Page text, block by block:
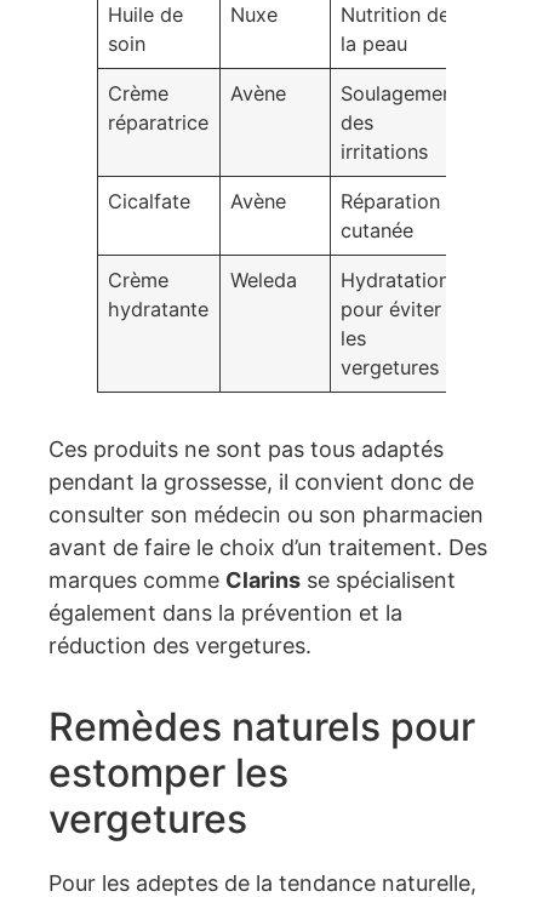
Huile de
soin
Nuxe
Nutrition de
la peau
Crème
réparatrice
Avène
Soulagement
des
irritations
Cicalfate Avène
Réparation
cutanée
Crème
hydratante
Weleda
Hydratation
pour éviter
les
vergetures
Ces produits ne sont pas tous adaptés
pendant la grossesse, il convient donc de
consulter son médecin ou son pharmacien
avant de faire le choix d’un traitement. Des
marques comme Clarins se spécialisent
également dans la prévention et la
réduction des vergetures.
Remèdes naturels pour
estomper les
vergetures
Pour les adeptes de la tendance naturelle,